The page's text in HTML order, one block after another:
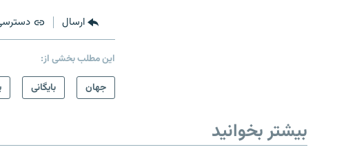
ارسال
این مطلب بخشی از:
جهان
بایگانی
بیشتر بخوانید